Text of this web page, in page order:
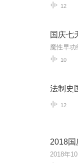
12
国庆七
魔性早功
10
法制史
12
2018